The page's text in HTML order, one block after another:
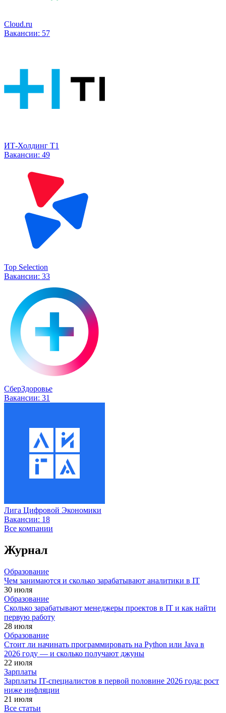
Cloud.ru
Вакансии: 57
ИТ-Холдинг Т1
Вакансии: 49
Top Selection
Вакансии: 33
СберЗдоровье
Вакансии: 31
Лига Цифровой Экономики
Вакансии: 18
Все компании
Журнал
Образование
Чем занимаются и сколько зарабатывают аналитики в IT
30 июля
Образование
Сколько зарабатывают менеджеры проектов в IT и как найти
первую работу
28 июля
Образование
Стоит ли начинать программировать на Python или Java в
2026 году — и сколько получают джуны
22 июля
Зарплаты
Зарплаты IT-специалистов в первой половине 2026 года: рост
ниже инфляции
21 июля
Все статьи